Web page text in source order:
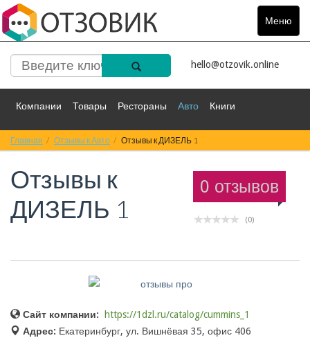
Меню
Toggle
hello@otzovik.online
Компании Товары Рестораны Авто Книги
Спорт Фильмы Деньги Путешествия
Красота Здоровье
Главная Отзывы к Авто Отзывы к ДИЗЕЛЬ 1
0 отзывов
(0)
Отзывы к
ДИЗЕЛЬ 1
Сайт компании:
https://1dzl.ru/catalog/cummins_1
Адрес: Екатеринбург, ул. Вишнёвая 35, офис 406